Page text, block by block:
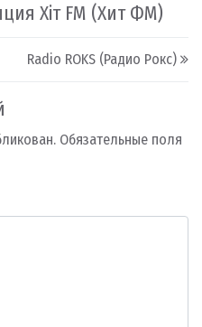
Хіт FM (Хит ФМ)
Radio ROKS (Радио Рокс)
Обязательные поля